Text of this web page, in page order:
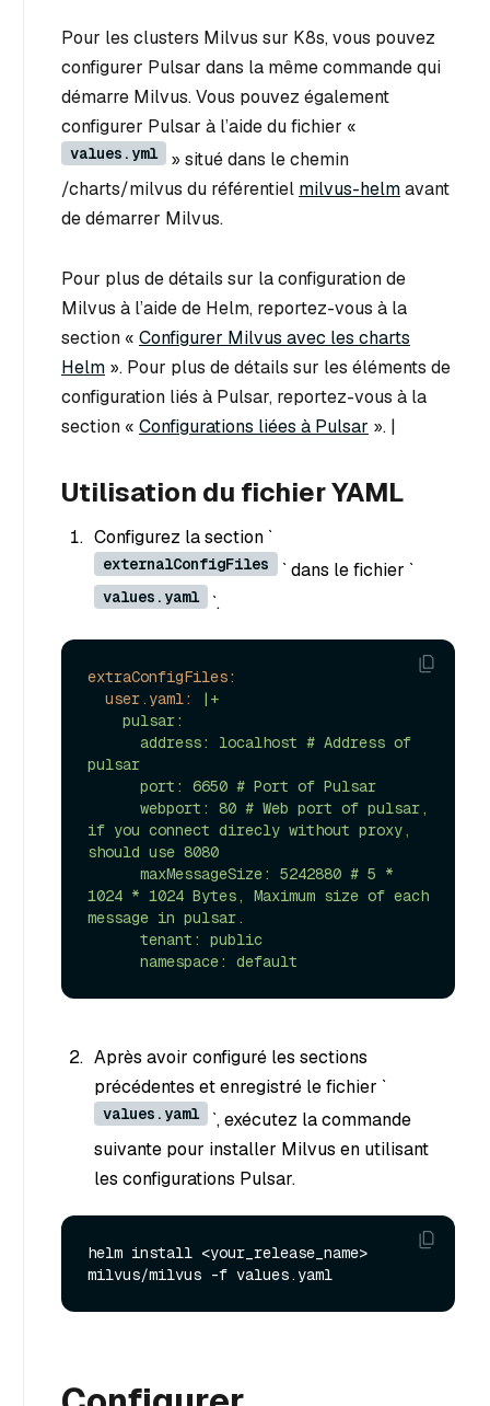
Pour les clusters Milvus sur K8s, vous pouvez
configurer Pulsar dans la même commande qui
démarre Milvus. Vous pouvez également
configurer Pulsar à l’aide du fichier «
values.yml
» situé dans le chemin
/charts/milvus du référentiel milvus-helmavant
de démarrer Milvus.
Pour plus de détails sur la configuration de
Milvus à l’aide de Helm, reportez-vous à la
section « Configurer Milvus avec les charts
Helm ». Pour plus de détails sur les éléments de
configuration liés à Pulsar, reportez-vous à la
section « Configurations liées à Pulsar ». |
Utilisation du fichier YAML
Configurez la section `
externalConfigFiles ` dans le fichier `
values.yaml `.
extraConfigFiles:
user.yaml:
|+
pulsar
if you connect direcly without proxy,
should use 8080
1024 * 1024 Bytes, Maximum size of each
message in pulsar.
Après avoir configuré les sections
précédentes et enregistré le fichier `
values.yaml
`, exécutez la commande
suivante pour installer Milvus en utilisant
les configurations Pulsar.
helm install <your_release_name>